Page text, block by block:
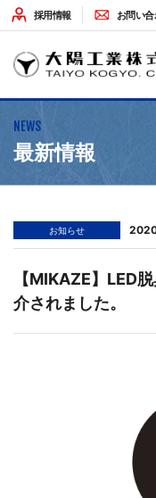
採用情報 お問い
企業情報
最新情報
環境への取り組み
NEWS
最新情報
お知らせ
【MIKAZE】LED
介されました。